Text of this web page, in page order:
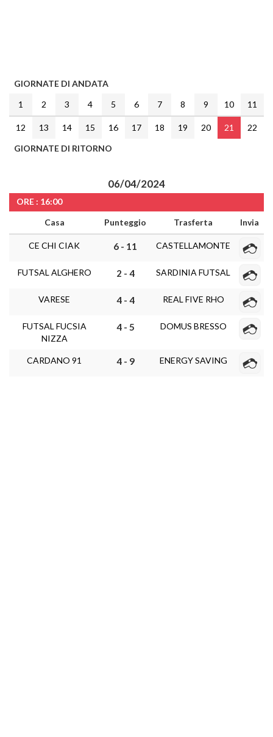
GIORNATE DI ANDATA
1
2 3 4 5 6 7 8 9 10 11
12 13 14 15 16 17 18 19 20 21
22
GIORNATE DI RITORNO
06/04/2024
ORE : 16:00
Casa
Punteggio Trasferta Invia
CE CHI CIAK 6 - 11 CASTELLAMONTE
FUTSAL ALGHERO 2 - 4 SARDINIA FUTSAL
VARESE 4 - 4 REAL FIVE RHO
FUTSAL FUCSIA
NIZZA
4 - 5 DOMUS BRESSO
CARDANO 91 4 - 9 ENERGY SAVING